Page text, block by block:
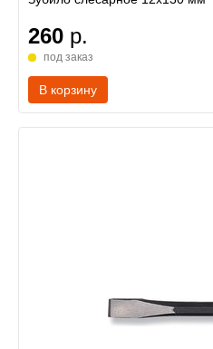
260 р.
под заказ
В корзину